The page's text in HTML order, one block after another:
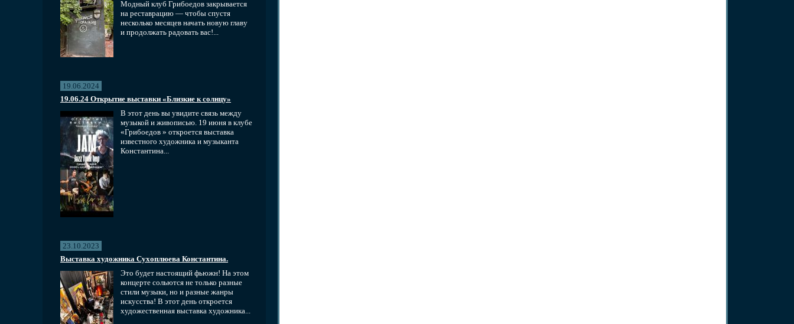
Модный клуб Грибоедов закрывается
на реставрацию — чтобы спустя
несколько месяцев начать новую главу
и продолжать радовать вас!...
19.06.2024
19.06.24 Открытие выставки «Близкие к солнцу»
В этот день вы увидите связь между
музыкой и живописью. 19 июня в клубе
«Грибоедов » откроется выставка
известного художника и музыканта
Константина...
23.10.2023
Выставка художника Сухоплюева Константина.
Это будет настоящий фьюжн! На этом
концерте сольются не только разные
стили музыки, но и разные жанры
искусства! В этот день откроется
художественная выставка художника...